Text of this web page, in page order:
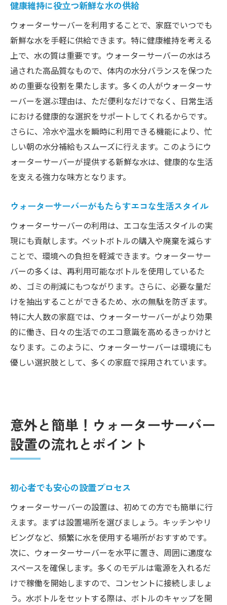
健康維持に役立つ新鮮な水の供給
ウォーターサーバーを利用することで、家庭でいつでも
新鮮な水を手軽に供給できます。特に健康維持を考える
上で、水の質は重要です。ウォーターサーバーの水はろ
過された高品質なもので、体内の水分バランスを保つた
めの重要な役割を果たします。多くの人がウォーターサ
ーバーを選ぶ理由は、ただ便利なだけでなく、日常生活
における健康的な選択をサポートしてくれるからです。
さらに、冷水や温水を瞬時に利用できる機能により、忙
しい朝の水分補給もスムーズに行えます。このようにウ
ォーターサーバーが提供する新鮮な水は、健康的な生活
を支える強力な味方となります。
ウォーターサーバーがもたらすエコな生活スタイル
ウォーターサーバーの利用は、エコな生活スタイルの実
現にも貢献します。ペットボトルの購入や廃棄を減らす
ことで、環境への負担を軽減できます。ウォーターサー
バーの多くは、再利用可能なボトルを使用しているた
め、ゴミの削減にもつながります。さらに、必要な量だ
けを抽出することができるため、水の無駄を防ぎます。
特に大人数の家庭では、ウォーターサーバーがより効果
的に働き、日々の生活でのエコ意識を高めるきっかけと
なります。このように、ウォーターサーバーは環境にも
優しい選択肢として、多くの家庭で採用されています。
意外と簡単！ウォーターサーバー
設置の流れとポイント
初心者でも安心の設置プロセス
ウォーターサーバーの設置は、初めての方でも簡単に行
えます。まずは設置場所を選びましょう。キッチンやリ
ビングなど、頻繁に水を使用する場所がおすすめです。
次に、ウォーターサーバーを水平に置き、周囲に適度な
スペースを確保します。多くのモデルは電源を入れるだ
けで稼働を開始しますので、コンセントに接続しましょ
う。水ボトルをセットする際は、ボトルのキャップを開